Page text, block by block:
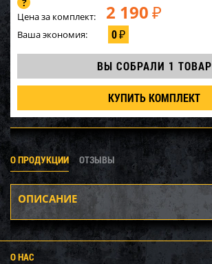
Цена за комплект: 2 190 ₽
Ваша экономия: 0₽
ВЫ СОБРАЛИ 1 ТОВАР
КУПИТЬ КОМПЛЕКТ
О ПРОДУКЦИИ ОТЗЫВЫ
ОПИСАНИЕ
О НАС